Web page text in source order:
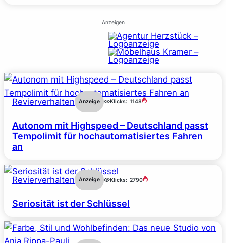
Anzeigen
Revierverhalten Anzeige Klicks: 1148
Autonom mit Highspeed – Deutschland passt
Tempolimit für hochautomatisiertes Fahren
an
Revierverhalten Anzeige Klicks: 2790
Seriosität ist der Schlüssel